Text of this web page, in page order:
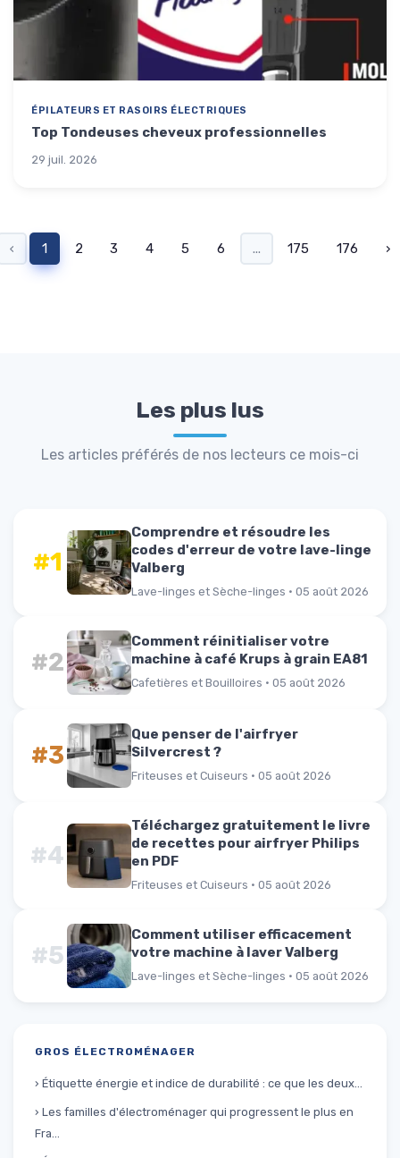
ÉPILATEURS ET RASOIRS ÉLECTRIQUES
Top Tondeuses cheveux professionnelles
29 juil. 2026
‹ 1 2 3 4 5 6 ... 175 176 ›
Les plus lus
Les articles préférés de nos lecteurs ce mois-ci
#1
Comprendre et résoudre les
codes d'erreur de votre lave-linge
Valberg
Lave-linges et Sèche-linges · 05 août 2026
#2
Comment réinitialiser votre
machine à café Krups à grain EA81
Cafetières et Bouilloires · 05 août 2026
#3
Que penser de l'airfryer
Silvercrest ?
Friteuses et Cuiseurs · 05 août 2026
#4
Téléchargez gratuitement le livre
de recettes pour airfryer Philips
en PDF
Friteuses et Cuiseurs · 05 août 2026
#5
Comment utiliser efficacement
votre machine à laver Valberg
Lave-linges et Sèche-linges · 05 août 2026
GROS ÉLECTROMÉNAGER
› Étiquette énergie et indice de durabilité : ce que les deux...
› Les familles d'électroménager qui progressent le plus en
Fra...